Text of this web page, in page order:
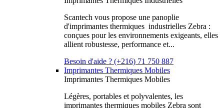
Scantech vous propose une panoplie
d'imprimantes thermiques industrielles Zebra :
conçues pour les environnements exigeants, elles
allient robustesse, performance et...
Besoin d'aide ? (+216) 71 750 887
Imprimantes Thermiques Mobiles
Imprimantes Thermiques Mobiles
Légères, portables et polyvalentes, les
imprimantes thermiques mobiles Zebra sont